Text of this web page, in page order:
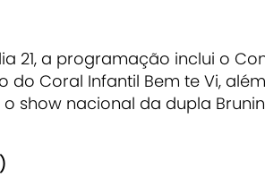
21, a programação inclui o
do Coral Infantil Bem te Vi,
show nacional da dupla